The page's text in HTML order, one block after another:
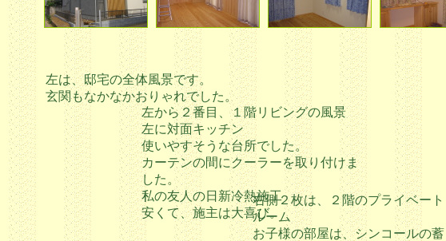
左は、邸宅の全体風景です。
玄関もなかなかおりゃれでした。
左から２番目、１階リビングの風景
左に対面キッチン
使いやすそうな台所でした。
カーテンの間にクーラーを取り付けま
した。
私の友人の日新冷熱施工
安くて、施主は大喜び。
右側２枚は、２階のプライベート
ルーム
お子様の部屋は、シンコールの蓄